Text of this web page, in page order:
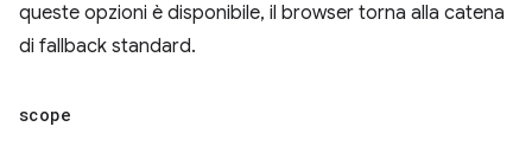
queste opzioni è disponibile, il browser torna alla catena
di fallback standard.
scope